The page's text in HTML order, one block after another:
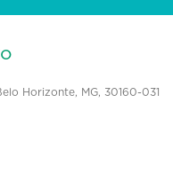
Horizonte, MG, 30160-031